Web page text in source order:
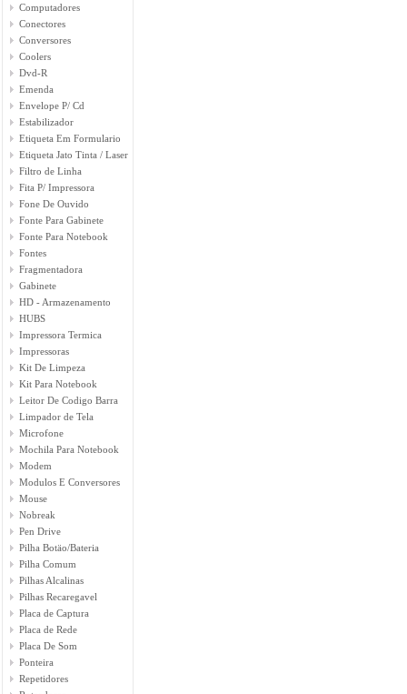
Computadores
Conectores
Conversores
Coolers
Dvd-R
Emenda
Envelope P/ Cd
Estabilizador
Etiqueta Em Formulario
Etiqueta Jato Tinta / Laser
Filtro de Linha
Fita P/ Impressora
Fone De Ouvido
Fonte Para Gabinete
Fonte Para Notebook
Fontes
Fragmentadora
Gabinete
HD - Armazenamento
HUBS
Impressora Termica
Impressoras
Kit De Limpeza
Kit Para Notebook
Leitor De Codigo Barra
Limpador de Tela
Microfone
Mochila Para Notebook
Modem
Modulos E Conversores
Mouse
Nobreak
Pen Drive
Pilha Botäo/Bateria
Pilha Comum
Pilhas Alcalinas
Pilhas Recaregavel
Placa de Captura
Placa de Rede
Placa De Som
Ponteira
Repetidores